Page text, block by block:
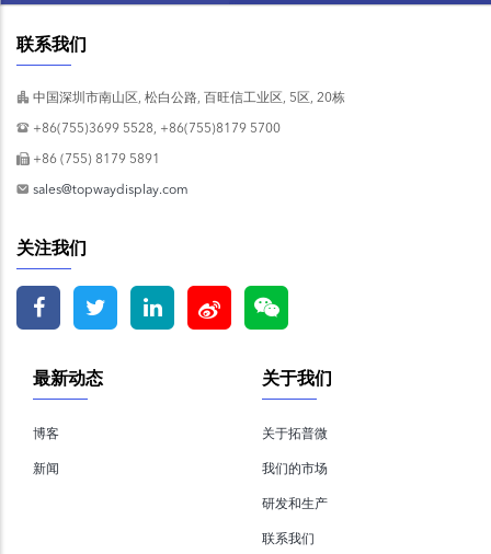
联系我们
中国深圳市南山区, 松白公路, 百旺信工业区, 5区, 20栋
+86(755)3699 5528, +86(755)8179 5700
+86 (755) 8179 5891
sales@topwaydisplay.com
关注我们
关于我们
关于拓普微
我们的市场
研发和生产
联系我们
最新动态
博客
新闻